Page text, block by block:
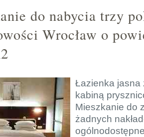
do nabycia trzy
Wrocław o
Łazienka jasna
kabiną
Mieszkanie do
żadnych